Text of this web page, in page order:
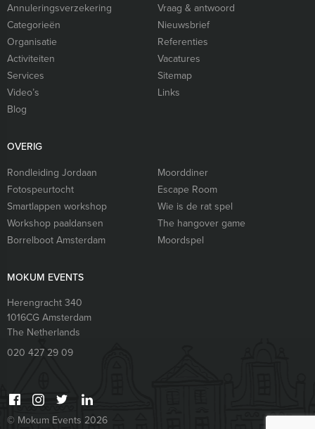
Annuleringsverzekering
Vraag & antwoord
Categorieën
Nieuwsbrief
Organisatie
Referenties
Activiteiten
Vacatures
Services
Sitemap
Video’s
Links
Blog
OVERIG
Rondleiding Jordaan
Moorddiner
Fotospeurtocht
Escape Room
Smartlappen workshop
Wie is de rat spel
Workshop paaldansen
The hangover game
Borrelboot Amsterdam
Moordspel
MOKUM EVENTS
Herengracht 340
1016CG Amsterdam
The Netherlands
020 427 29 09
© Mokum Events 2026